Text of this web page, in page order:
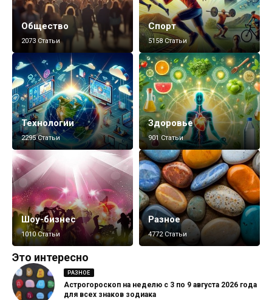
Общество
2073 Статьи
Спорт
5158 Статьи
Технологии
2295 Статьи
Здоровье
901 Статьи
Шоу-бизнес
1010 Статьи
Разное
4772 Статьи
Это интересно
РАЗНОЕ
Астрогороскоп на неделю с 3 по 9 августа 2026 года
для всех знаков зодиака